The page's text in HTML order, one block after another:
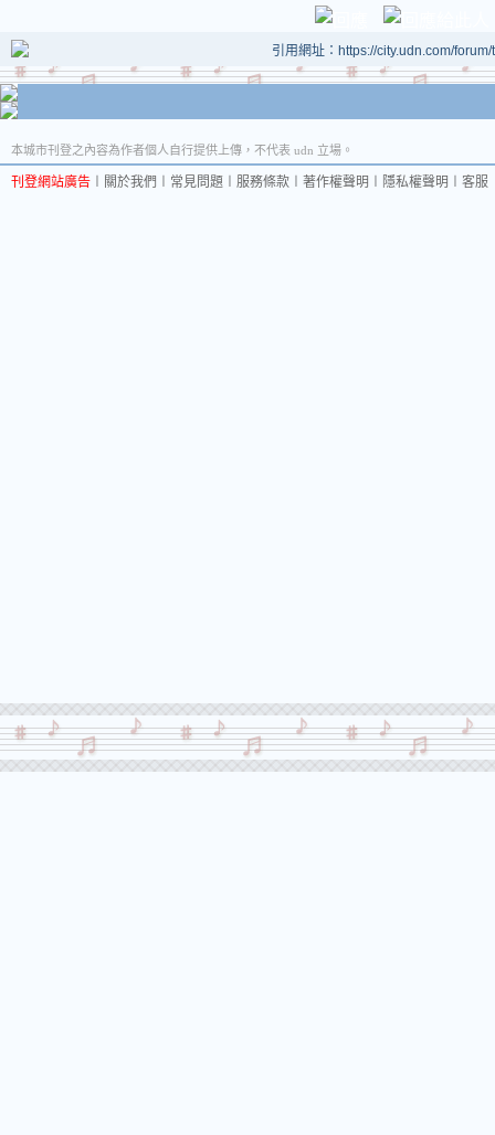
引用網址：https://city.udn.com/
本城市刊登之內容為作者個人自行提供上傳，不代表 udn 立場。
刊登網站廣告 關於我們 常見問題 服務條款 著作權聲明 隱私權聲明 客服